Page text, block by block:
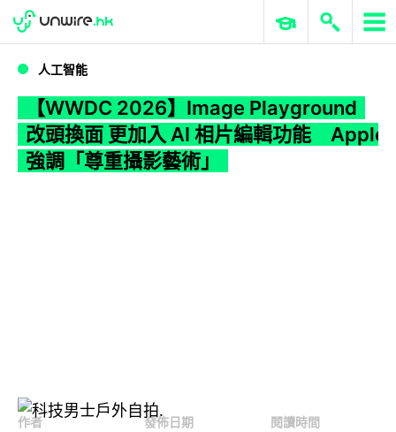
WWDC 2026 ERP 與商業 AI
人工智能
【WWDC 2026】Image Playground
改頭換面 更加入 AI 相片編輯功能 Apple
強調「尊重攝影藝術」
作者
發佈日期
閱讀時間